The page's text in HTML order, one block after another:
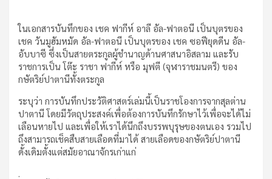
ในเอกสารบันทึกของ เชค ฟากีห์ อาลี อัล-ฟาตอนี เป็นบุตรของ
เชค วันมูฮัมหมัด อัล-ฟาตอนี เป็นบุตรของ เชค ซอฟียุดดีน อัล-
อับบาซี ซึ่งเป็นสายตระกูลผู้ชำนาญด้านศาสนาอิสลาม และรับ
ราชการเป็น โต๊ะ ราชา ฟากีห์ หรือ มุฟตี (จุฬาราชมนตรี) ของ
กษัตริย์ปาตานีทั้งตระกูล
ระบุว่า การบันทึกประวัติศาสตร์เล่มนี้เป็นราชโองการจากสุลต่าน
ปาตานี โดยมีวัตถุประสงค์เพื่อต้องการบันทึกรักษาไว้เพื่อจะได้ไม่
เลือนหายไป และเพื่อให้เราได้นึกถึงบรรพบุรุษของตนเอง รวมไป
ถึงสามารถเช็คสืบสายเลือดที่มาได้ สายเลือดของกษัตริย์ปาตานี
ดั้งเดิมตั้งแต่สมัยอาณาจักรเก่าแก่